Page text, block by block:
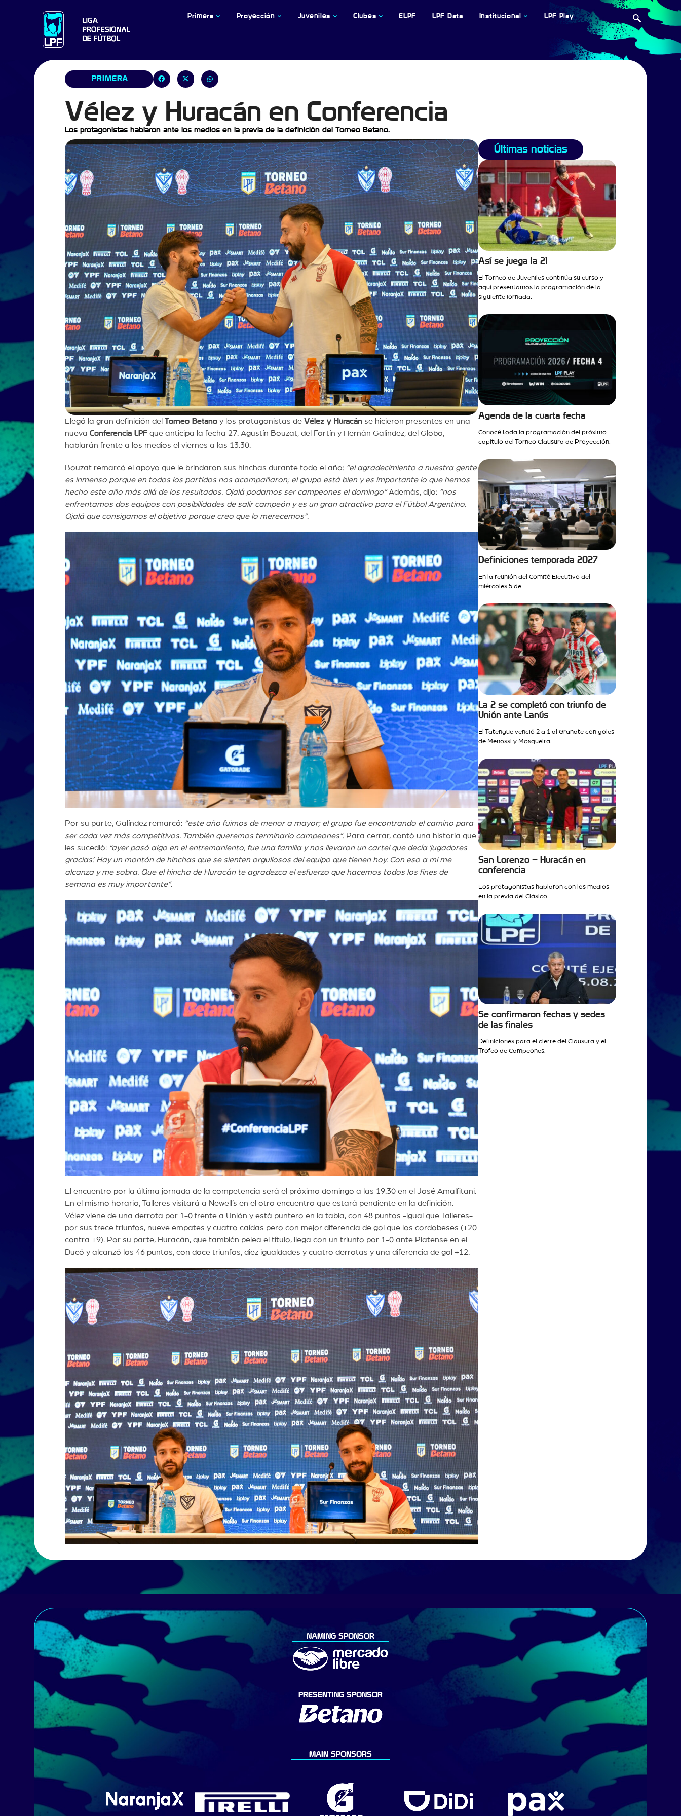
Primera Proyección Juveniles Clubes ELPF LPF Data Institucional LPF Play
PRIMERA
Vélez y Huracán en Conferencia
Los protagonistas hablaron ante los medios en la previa de la definición del Torneo Betano.
Llegó la gran definición del Torneo Betanoy los protagonistas de Vélez y Huracánse hicieron presentes en una
nueva Conferencia LPFque anticipa la fecha 27. Agustín Bouzat, del Fortín y Hernán Galindez, del Globo,
hablarán frente a los medios el viernes a las 13.30.
Bouzat remarcó el apoyo que le brindaron sus hinchas durante todo el año: “el agradecimiento a nuestra gente
es inmenso porque en todos los partidos nos acompañaron; el grupo está bien y es importante lo que hemos
hecho este año más allá de los resultados. Ojalá podamos ser campeones el domingo”Además, dijo: “nos
enfrentamos dos equipos con posibilidades de salir campeón y es un gran atractivo para el Fútbol Argentino.
Ojalá que consigamos el objetivo porque creo que lo merecemos”.
Por su parte, Galíndez remarcó:“este año fuimos de menor a mayor; el grupo fue encontrando el camino para
ser cada vez más competitivos. También queremos terminarlo campeones”. Para cerrar, contó una historia que
les sucedió: “ayer pasó algo en el entremaniento, fue una familia y nos llevaron un cartel que decía ‘jugadores
gracias’. Hay un montón de hinchas que se sienten orgullosos del equipo que tienen hoy. Con eso a mi me
alcanza y me sobra. Que el hincha de Huracán te agradezca el esfuerzo que hacemos todos los fines de
semana es muy importante”.
El encuentro por la última jornada de la competencia será el próximo domingo a las 19.30 en el José Amalfitani.
En el mismo horario, Talleres visitará a Newell’s en el otro encuentro que estará pendiente en la definición.
Vélez viene de una derrota por 1-0 frente a Unión y está puntero en la tabla, con 48 puntos -igual que Talleres-
por sus trece triunfos, nueve empates y cuatro caídas pero con mejor diferencia de gol que los cordobeses (+20
contra +9). Por su parte, Huracán, que también pelea el título, llega con un triunfo por 1-0 ante Platense en el
Ducó y alcanzó los 46 puntos, con doce triunfos, diez igualdades y cuatro derrotas y una diferencia de gol +12.
Últimas noticias
Así se juega la 21
El Torneo de Juveniles continúa su curso y
aquí presentamos la programación de la
siguiente jornada.
Agenda de la cuarta fecha
Conocé toda la programación del próximo
capítulo del Torneo Clausura de Proyección.
Definiciones temporada 2027
En la reunión del Comité Ejecutivo del
miércoles 5 de
La 2 se completó con triunfo de
Unión ante Lanús
El Tatengue venció 2 a 1 al Granate con goles
de Menossi y Mosqueira.
San Lorenzo – Huracán en
conferencia
Los protagonistas hablaron con los medios
en la previa del Clásico.
Se confirmaron fechas y sedes
de las finales
Definiciones para el cierre del Clausura y el
Trofeo de Campeones.
NAMING SPONSOR
PRESENTING SPONSOR
MAIN SPONSORS